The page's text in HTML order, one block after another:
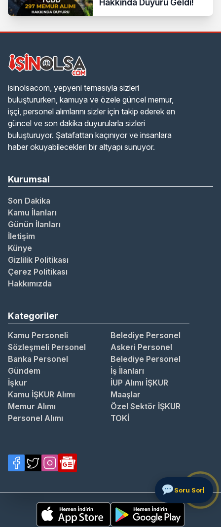
Hakkında Duyuru Geldi!
isinolsacom, yepyeni temasıyla sizleri
buluştururken, kamuya ve özele güncel memur,
işçi, personel alımlarını sizler için takip ederek en
güncel ve son dakika duyurularla sizleri
buluşturuyor. Şatafattan kaçınıyor ve insanlara
haber okuyabilecekleri bir altyapı sunuyor.
Kurumsal
Son Dakika
Kamu İlanları
Günün İlanları
İletişim
Künye
Gizlilik Politikası
Çerez Politikası
Hakkımızda
Kategoriler
Kamu Personeli
Belediye Personel
Sözleşmeli Personel
Askeri Personel
Banka Personel
Belediye Personel
Gündem
İş İlanları
İşkur
İUP Alımı İŞKUR
Kamu İŞKUR Alımı
Maaşlar
Memur Alımı
Özel Sektör İŞKUR
Personel Alımı
TOKİ